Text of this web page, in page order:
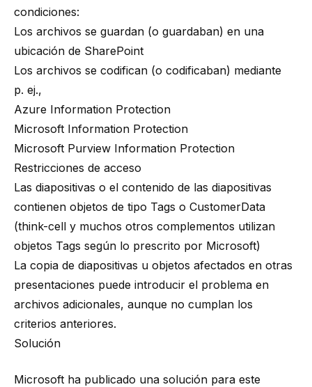
condiciones:
Los archivos se guardan (o guardaban) en una
ubicación de SharePoint
Los archivos se codifican (o codificaban) mediante
p. ej.,
Azure Information Protection
Microsoft Information Protection
Microsoft Purview Information Protection
Restricciones de acceso
Las diapositivas o el contenido de las diapositivas
contienen objetos de tipo Tags o CustomerData
(think-cell y muchos otros complementos utilizan
objetos Tags según lo prescrito por Microsoft)
La copia de diapositivas u objetos afectados en otras
presentaciones puede introducir el problema en
archivos adicionales, aunque no cumplan los
criterios anteriores.
Solución
Microsoft ha publicado una solución para este